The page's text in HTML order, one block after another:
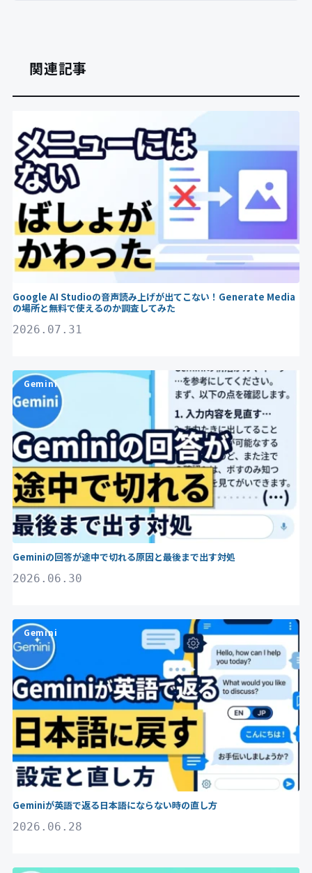
関連記事
Google AI Studioの音声読み上げが出てこない！Generate Media
の場所と無料で使えるのか調査してみた
2026.07.31
Gemini
Geminiの回答が途中で切れる原因と最後まで出す対処
2026.06.30
Gemini
Geminiが英語で返る日本語にならない時の直し方
2026.06.28